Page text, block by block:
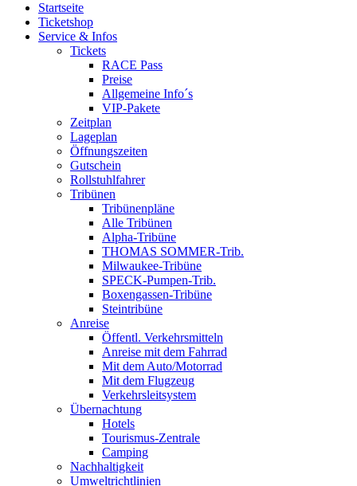
Startseite
Ticketshop
Service & Infos
Tickets
RACE Pass
Preise
Allgemeine Info´s
VIP-Pakete
Zeitplan
Lageplan
Öffnungszeiten
Gutschein
Rollstuhlfahrer
Tribünen
Tribünenpläne
Alle Tribünen
Alpha-Tribüne
THOMAS SOMMER-Trib.
Milwaukee-Tribüne
SPECK-Pumpen-Trib.
Boxengassen-Tribüne
Steintribüne
Anreise
Öffentl. Verkehrsmitteln
Anreise mit dem Fahrrad
Mit dem Auto/Motorrad
Mit dem Flugzeug
Verkehrsleitsystem
Übernachtung
Hotels
Tourismus-Zentrale
Camping
Nachhaltigkeit
Umweltrichtlinien